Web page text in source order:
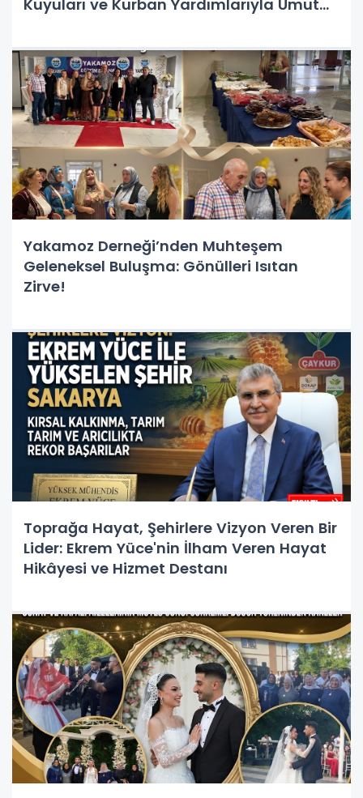
Kuyuları ve Kurban Yardımlarıyla Umut
Yakamoz Derneği’nden Muhteşem
Geleneksel Buluşma: Gönülleri Isıtan
Zirve!
Toprağa Hayat, Şehirlere Vizyon Veren Bir
Lider: Ekrem Yüce'nin İlham Veren Hayat
Hikâyesi ve Hizmet Destanı